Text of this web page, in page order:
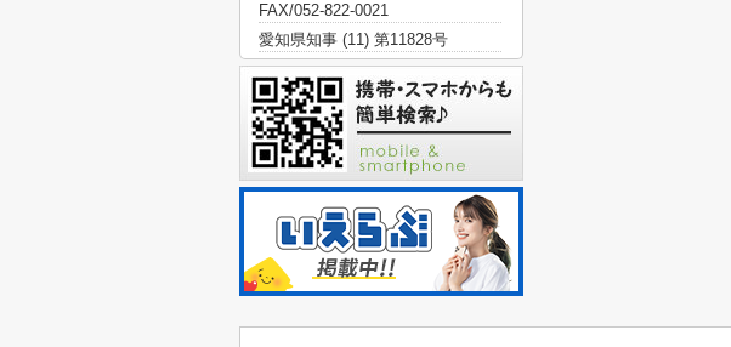
FAX/052-822-0021
愛知県知事 (11) 第11828号